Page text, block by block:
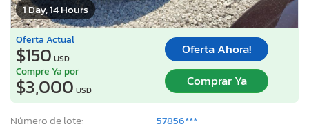
1 Day, 14 Hours
Oferta Actual
$150 USD
Oferta Ahora!
Compre Ya por
$3,000 USD
Comprar Ya
Número de lote:
57856***